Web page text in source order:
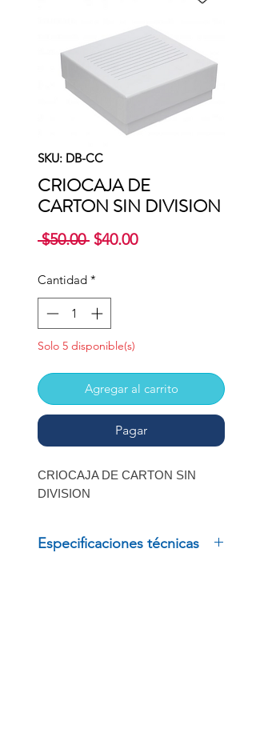
SKU: DB-CC
CRIOCAJA DE
CARTON SIN DIVISION
$50.00 Precio
$40.00Precio
Cantidad *
Solo 5 disponible(s)
Agregar al carrito
Pagar
CRIOCAJA DE CARTON SIN
DIVISION
Especificaciones técnicas